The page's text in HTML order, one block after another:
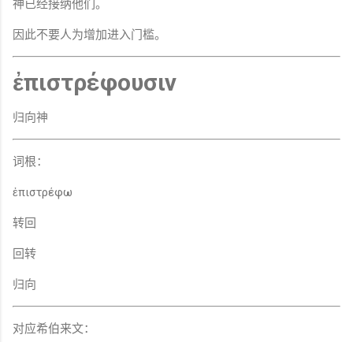
神已经接纳他们。
因此不要人为增加进入门槛。
ἐπιστρέφουσιν
归向神
词根：
ἐπιστρέφω
转回
回转
归向
对应希伯来文：